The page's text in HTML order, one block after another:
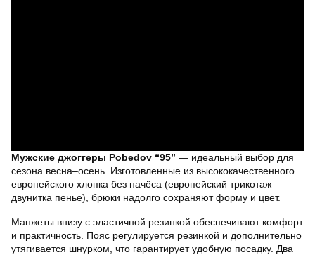
Мужские джоггеры Pobedov “95” — идеальный выбор для
сезона весна–осень. Изготовленные из высококачественного
европейского хлопка без начёса (европейский трикотаж
двунитка пенье), брюки надолго сохраняют форму и цвет.
Манжеты внизу с эластичной резинкой обеспечивают комфорт
и практичность. Пояс регулируется резинкой и дополнительно
утягивается шнурком, что гарантирует удобную посадку. Два